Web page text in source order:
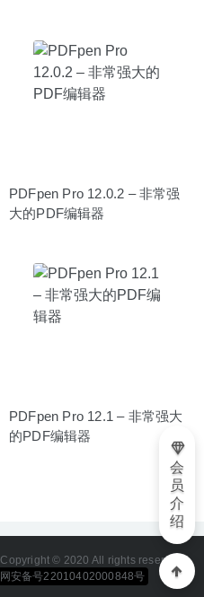
PDFpen Pro 12.0.2 – 非常强
大的PDF编辑器
PDFpen Pro 12.1 – 非常强大
的PDF编辑器
© 2020 All rights reserved
安备号22010402000848号
会
员
介
绍